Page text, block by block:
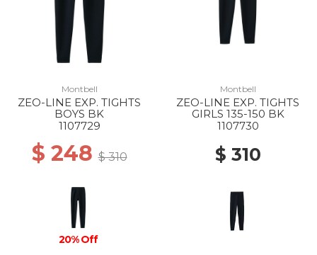
Montbell
ZEO-LINE EXP. TIGHTS
BOYS BK
1107729
$ 248$ 310
20% Off
Montbell
ZEO-LINE EXP. TIGHTS
GIRLS 135-150 BK
1107730
$ 310